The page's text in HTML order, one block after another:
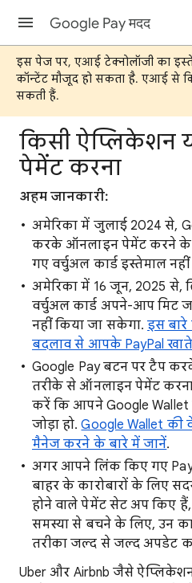
Google Pay मदद
इस पेज पर, एआई टेक्नोलॉजी का
कॉन्टेंट मौजूद हो सकता है. एआई से
सकती हैं.
किसी ऐप्लिकेशन
पेमेंट करना
अहम जानकारी:
अमेरिका में जुलाई 2024 से,
करके ऑनलाइन पेमेंट करने के
गए वर्चुअल कार्ड इस्तेमाल
अमेरिका में 16 जून, 2025 से,
वर्चुअल कार्ड अपने-आप मिट
नहीं किया जा सकेगा.इस बारे
बदलाव से आपके PayPal खाते
Google Pay बटन पर टैप
तरीके से ऑनलाइन पेमेंट
करें कि आपने Google
जोड़ा हो.Google Wallet
मैनेज करने के बारे में जानें.
अगर आपने लिंक किए गए
बाहर के कारोबारों के लिए
होने वाले पेमेंट सेट अप किए हैं,
समस्या से बचने के लिए, उन
तरीका जल्द से जल्द अपडेट
Uber और Airbnb जैसे